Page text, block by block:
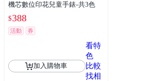
機芯數位印花兒童手錶-共3色
$388
活動 券
加入購物車
看特
色
比較
找相